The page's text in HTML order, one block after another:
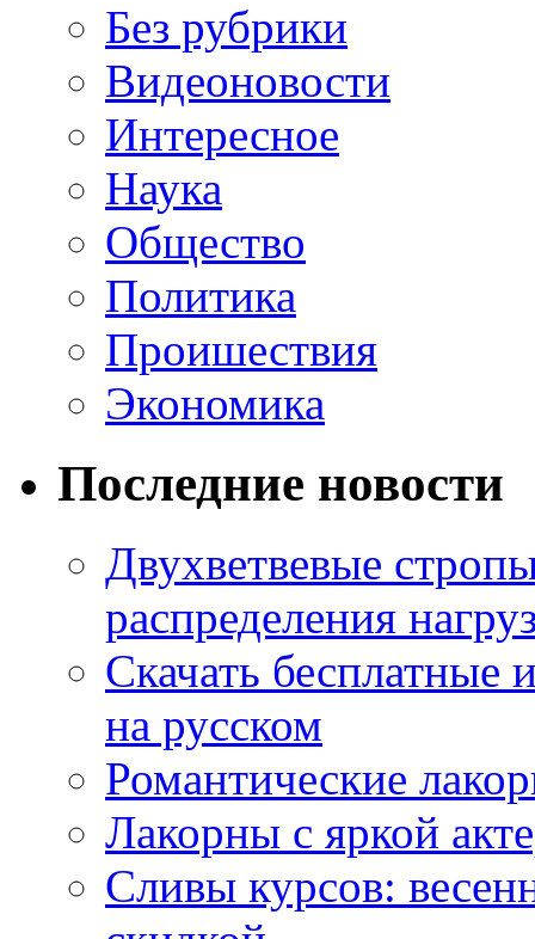
Без рубрики
Видеоновости
Интересное
Наука
Общество
Политика
Проишествия
Экономика
Последние новости
Двухветвевые
распределения
Скачать
на русском
Романтические
Лакорны с яркой
Сливы курсов: